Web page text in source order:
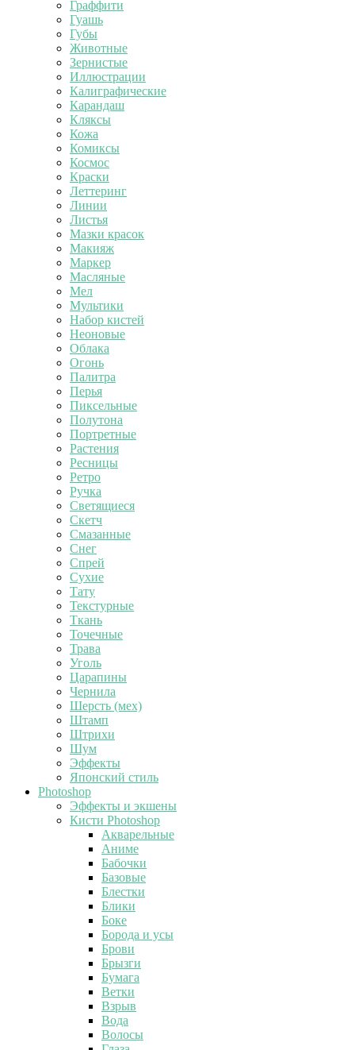
Граффити
Гуашь
Губы
Животные
Зернистые
Иллюстрации
Калиграфические
Карандаш
Кляксы
Кожа
Комиксы
Космос
Краски
Леттеринг
Линии
Листья
Мазки красок
Макияж
Маркер
Масляные
Мел
Мультики
Набор кистей
Неоновые
Облака
Огонь
Палитра
Перья
Пиксельные
Полутона
Портретные
Растения
Ресницы
Ретро
Ручка
Светящиеся
Скетч
Смазанные
Снег
Спрей
Сухие
Тату
Текстурные
Ткань
Точечные
Трава
Уголь
Царапины
Чернила
Шерсть (мех)
Штамп
Штрихи
Шум
Эффекты
Японский стиль
Photoshop
Эффекты и экшены
Кисти Photoshop
Акварельные
Аниме
Бабочки
Базовые
Блестки
Блики
Боке
Борода и усы
Брови
Брызги
Бумага
Ветки
Взрыв
Вода
Волосы